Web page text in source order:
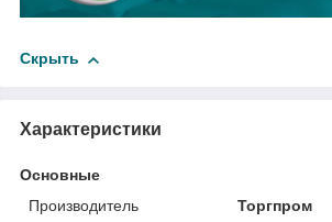
Скрыть
Характеристики
Основные
Производитель
Торгпром